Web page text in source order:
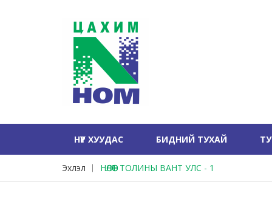
НҮҮР ХУУДАС БИДНИЙ ТУХАЙ
Эхлэл НӨЛӨӨТ ТОЛИНЫ ВАНТ УЛС - 1